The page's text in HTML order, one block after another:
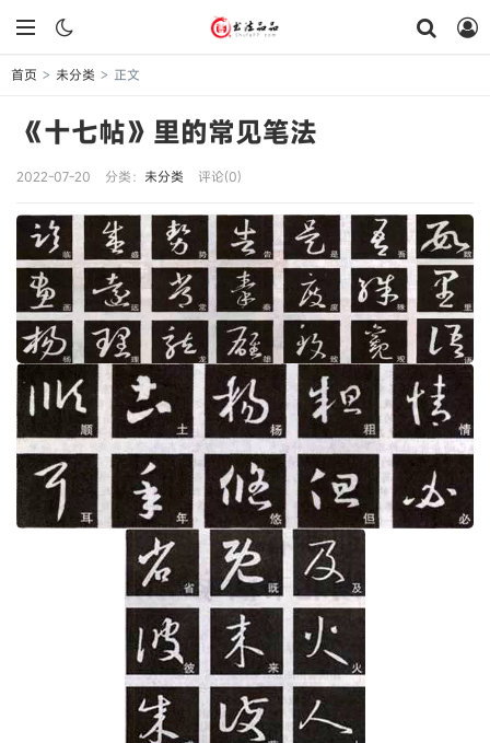
首页 > 未分类 > 正文
《十七帖》里的常见笔法
2022-07-20 分类： 未分类 评论(0)